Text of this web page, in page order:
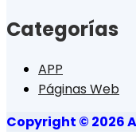
Categorías
APP
Páginas Web
Copyright © 2026